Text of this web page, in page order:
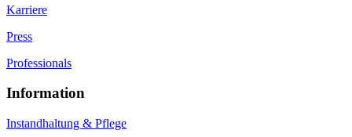
Karriere
Press
Professionals
Information
Instandhaltung & Pflege